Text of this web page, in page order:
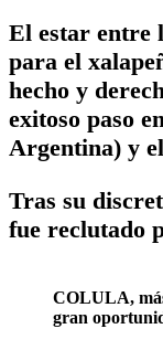
El estar entre
para el
hecho y
exitoso paso
Argentina) y
Tras su
fue reclutado
COLULA,
gran